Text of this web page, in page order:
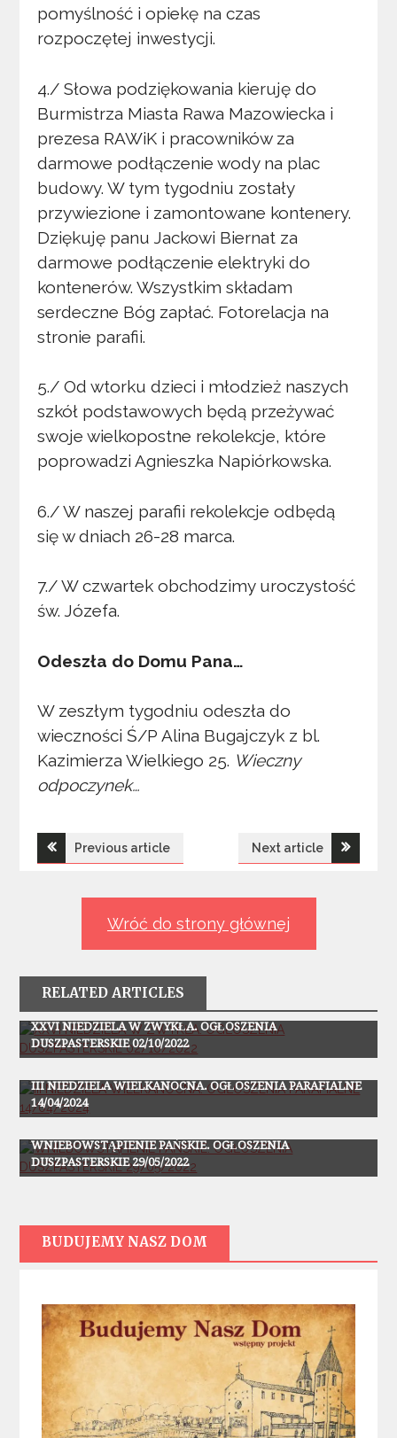
pomyślność i opiekę na czas
rozpoczętej inwestycji.
4./ Słowa podziękowania kieruję do
Burmistrza Miasta Rawa Mazowiecka i
prezesa RAWiK i pracowników za
darmowe podłączenie wody na plac
budowy. W tym tygodniu zostały
przywiezione i zamontowane kontenery.
Dziękuję panu Jackowi Biernat za
darmowe podłączenie elektryki do
kontenerów. Wszystkim składam
serdeczne Bóg zapłać. Fotorelacja na
stronie parafii.
5./ Od wtorku dzieci i młodzież naszych
szkół podstawowych będą przeżywać
swoje wielkopostne rekolekcje, które
poprowadzi Agnieszka Napiórkowska.
6./ W naszej parafii rekolekcje odbędą
się w dniach 26-28 marca.
7./ W czwartek obchodzimy uroczystość
św. Józefa.
Odeszła do Domu Pana…
W zeszłym tygodniu odeszła do
wieczności Ś/P Alina Bugajczyk z bl.
Kazimierza Wielkiego 25. Wieczny
odpoczynek…
Nawigacja
Previous article Next article
Wróć do strony głównej
RELATED ARTICLES
Ogłoszenia
XXVI NIEDZIELA W ZWYKŁA. OGŁOSZENIA
DUSZPASTERSKIE 02/10/2022
Ogłoszenia
III NIEDZIELA WIELKANOCNA. OGŁOSZENIA PARAFIALNE
14/04/2024
Ogłoszenia
WNIEBOWSTĄPIENIE PAŃSKIE. OGŁOSZENIA
DUSZPASTERSKIE 29/05/2022
BUDUJEMY NASZ DOM